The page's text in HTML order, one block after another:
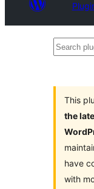
Search
This
the
have
with